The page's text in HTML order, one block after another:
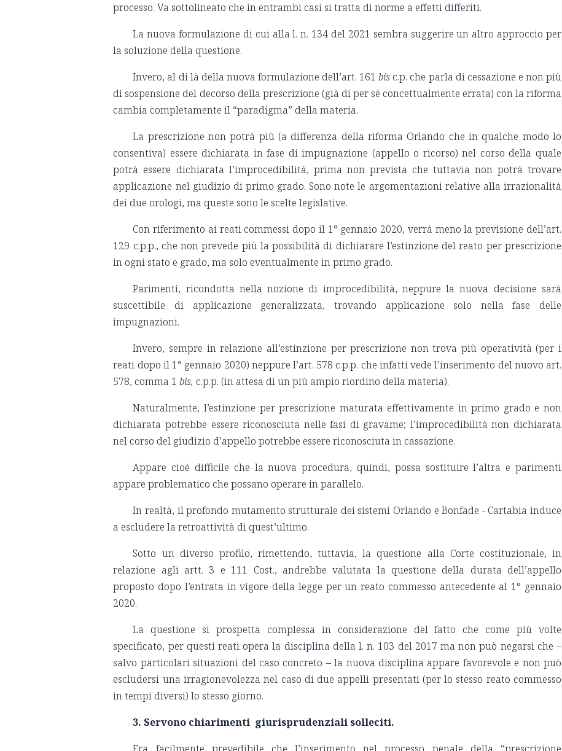
processo. Va sottolineato che in entrambi casi si tratta di norme a effetti differiti.
La nuova formulazione di cui alla l. n. 134 del 2021 sembra suggerire un altro approccio per
la soluzione della questione.
Invero, al di là della nuova formulazione dell’art. 161bis c.p. che parla di cessazione e non più
di sospensione del decorso della prescrizione (già di per sé concettualmente errata) con la riforma
cambia completamente il “paradigma” della materia.
La prescrizione non potrà più (a differenza della riforma Orlando che in qualche modo lo
consentiva) essere dichiarata in fase di impugnazione (appello o ricorso) nel corso della quale
potrà essere dichiarata l’improcedibilità, prima non prevista che tuttavia non potrà trovare
applicazione nel giudizio di primo grado. Sono note le argomentazioni relative alla irrazionalità
dei due orologi, ma queste sono le scelte legislative.
Con riferimento ai reati commessi dopo il 1° gennaio 2020, verrà meno la previsione dell’art.
129 c.p.p., che non prevede più la possibilità di dichiarare l’estinzione del reato per prescrizione
in ogni stato e grado, ma solo eventualmente in primo grado.
Parimenti, ricondotta nella nozione di improcedibilità, neppure la nuova decisione sarà
suscettibile di applicazione generalizzata, trovando applicazione solo nella fase delle
impugnazioni.
Invero, sempre in relazione all’estinzione per prescrizione non trova più operatività (per i
reati dopo il 1° gennaio 2020) neppure l’art. 578 c.p.p. che infatti vede l’inserimento del nuovo art.
578, comma 1bis, c.p.p. (in attesa di un più ampio riordino della materia).
Naturalmente, l’estinzione per prescrizione maturata effettivamente in primo grado e non
dichiarata potrebbe essere riconosciuta nelle fasi di gravame; l’improcedibilità non dichiarata
nel corso del giudizio d’appello potrebbe essere riconosciuta in cassazione.
Appare cioè difficile che la nuova procedura, quindi, possa sostituire l’altra e parimenti
appare problematico che possano operare in parallelo.
In realtà, il profondo mutamento strutturale dei sistemi Orlando e Bonfade - Cartabia induce
a escludere la retroattività di quest’ultimo.
Sotto un diverso profilo, rimettendo, tuttavia, la questione alla Corte costituzionale, in
relazione agli artt. 3 e 111 Cost., andrebbe valutata la questione della durata dell’appello
proposto dopo l’entrata in vigore della legge per un reato commesso antecedente al 1° gennaio
2020.
La questione si prospetta complessa in considerazione del fatto che come più volte
specificato, per questi reati opera la disciplina della l. n. 103 del 2017 ma non può negarsi che –
salvo particolari situazioni del caso concreto – la nuova disciplina appare favorevole e non può
escludersi una irragionevolezza nel caso di due appelli presentati (per lo stesso reato commesso
in tempi diversi) lo stesso giorno.
3. Servono chiarimenti giurisprudenziali solleciti.